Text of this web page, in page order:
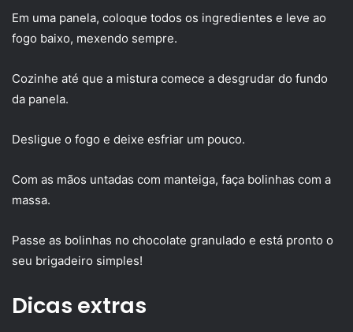
Em uma panela, coloque todos os ingredientes e leve ao
fogo baixo, mexendo sempre.
Cozinhe até que a mistura comece a desgrudar do fundo
da panela.
Desligue o fogo e deixe esfriar um pouco.
Com as mãos untadas com manteiga, faça bolinhas com a
massa.
Passe as bolinhas no chocolate granulado e está pronto o
seu brigadeiro simples!
Dicas extras